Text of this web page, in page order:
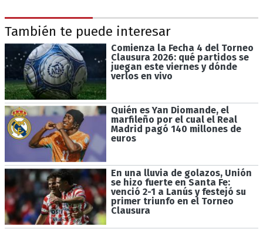
También te puede interesar
Comienza la Fecha 4 del Torneo
Clausura 2026: qué partidos se
juegan este viernes y dónde
verlos en vivo
Quién es Yan Diomande, el
marfileño por el cual el Real
Madrid pagó 140 millones de
euros
En una lluvia de golazos, Unión
se hizo fuerte en Santa Fe:
venció 2-1 a Lanús y festejó su
primer triunfo en el Torneo
Clausura